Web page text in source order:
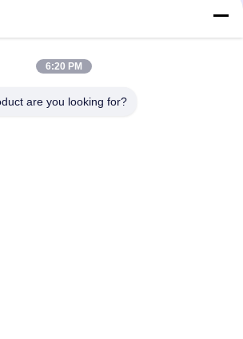
DWDM 80KM 100G SMF QSFP28-100G-
για FTTH
πομποδεκτών ινών πομποδεκτών
6:20 PM
are you looking for?